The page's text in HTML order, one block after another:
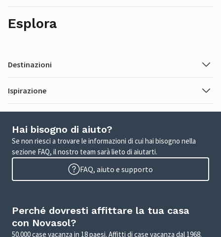
Esplora
Destinazioni
Ispirazione
Hai bisogno di aiuto?
Se non riesci a trovare le informazioni di cui hai bisogno nella
sezione FAQ, il nostro team sarà lieto di aiutarti.
FAQ, aiuto e supporto
Perché dovresti affittare la tua casa
con Novasol?
50.000 case vacanza in 18 paesi. Affitti di case vacanza dal 1968.